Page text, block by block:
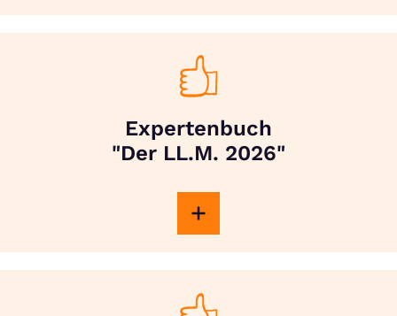
Expertenbuch
"Der LL.M. 2026"